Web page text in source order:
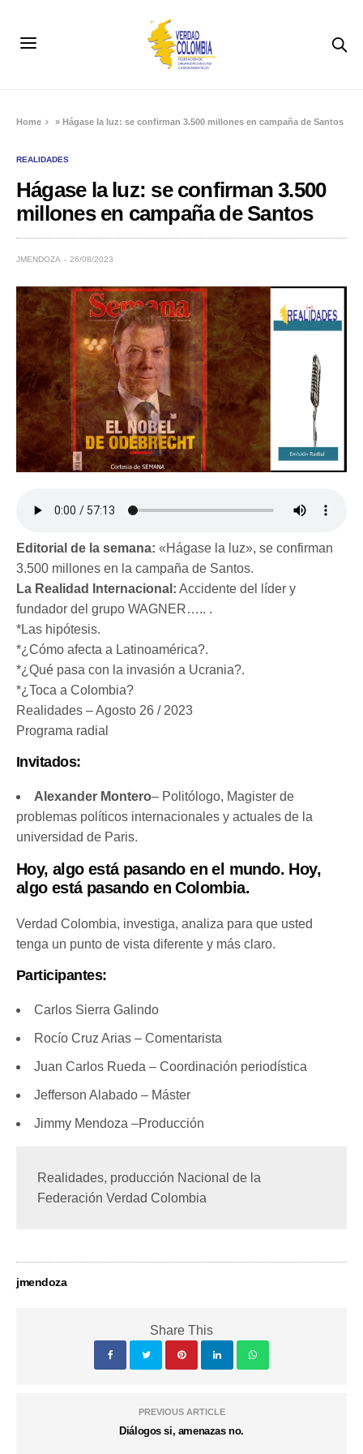
Home »Hágase la luz: se confirman 3.500 millones en campaña de Santos
REALIDADES
Hágase la luz: se confirman 3.500
millones en campaña de Santos
JMENDOZA 26/08/2023
Editorial de la semana: «Hágase la luz», se confirman
3.500 millones en la campaña de Santos.
La Realidad Internacional: Accidente del líder y
fundador del grupo WAGNER….. .
*Las hipótesis.
*¿Cómo afecta a Latinoamérica?.
*¿Qué pasa con la invasión a Ucrania?.
*¿Toca a Colombia?
Realidades – Agosto 26 / 2023
Programa radial
Invitados:
Alexander Montero– Politólogo, Magister de
problemas políticos internacionales y actuales de la
universidad de Paris.
Hoy, algo está pasando en el mundo. Hoy,
algo está pasando en Colombia.
Verdad Colombia, investiga, analiza para que usted
tenga un punto de vista diferente y más claro.
Participantes:
Carlos Sierra Galindo
Rocío Cruz Arias – Comentarista
Juan Carlos Rueda – Coordinación periodística
Jefferson Alabado – Máster
Jimmy Mendoza –Producción
Realidades, producción Nacional de la
Federación Verdad Colombia
jmendoza
Share This
PREVIOUS ARTICLE
Diálogos si, amenazas no.